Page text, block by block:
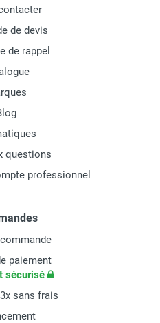
de devis
de rappel
questions
professionnel
paiement
sécurisé
sans frais